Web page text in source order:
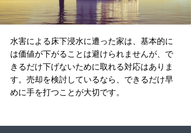
水害による床下浸水に遭った家は、基本的に
は価値が下がることは避けられませんが、で
きるだけ下げないために取れる対応はありま
す。売却を検討しているなら、できるだけ早
めに手を打つことが大切です。